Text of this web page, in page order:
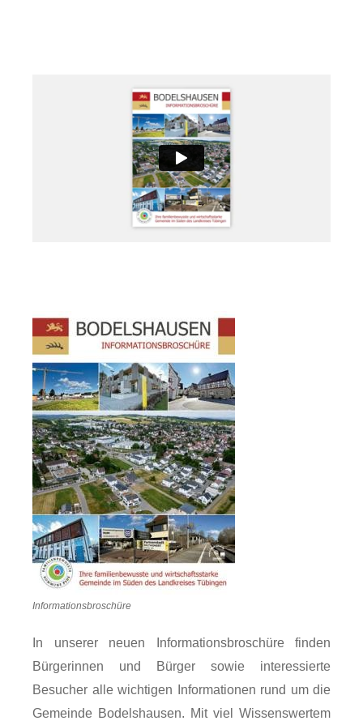
Informationsbroschüre
In unserer neuen Informationsbroschüre finden
Bürgerinnen und Bürger sowie interessierte
Besucher alle wichtigen Informationen rund um die
Gemeinde Bodelshausen. Mit viel Wissenswertem